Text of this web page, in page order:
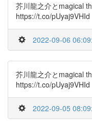
芥川龍之介とmagical
https://t.co/pUyaj9VHId
2022-09-06
芥川龍之介とmagical
https://t.co/pUyaj9VHId
2022-09-05